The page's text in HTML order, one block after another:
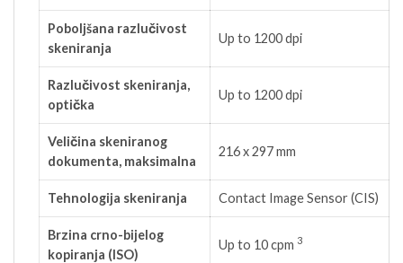
Poboljšana razlučivost
skeniranja
Up to 1200 dpi
Razlučivost skeniranja,
optička
Up to 1200 dpi
Veličina skeniranog
dokumenta, maksimalna
216 x 297 mm
Tehnologija skeniranja Contact Image Sensor (CIS)
Brzina crno-bijelog
kopiranja (ISO)
Up to 10cpm 3